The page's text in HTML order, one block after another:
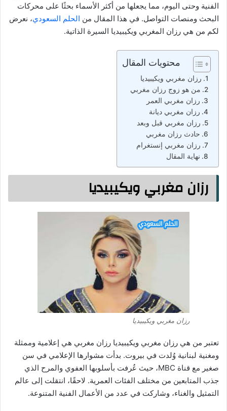
الفنية وحتى اليوم، مما يجعلها من أكثر الأسماء بحثًا على محركات
البحث ومنصات التواصل. في هذا المقال من الحلم السعودي، نعرض
لكم من هي رزان المغربي ويكيبيديا السيرة الذاتية.
محتويات المقال
رزان مغربي ويكيبيديا
من هو زوج رزان مغربي
رزان مغربي العمر
رزان مغربي ديانة
رزان مغربي قبل وبعد
حادث رزان مغربي
رزان مغربي إنستغرام
نهاية المقال
رزان مغربي ويكيبيديا
رزان مغربي ويكيبيديا
تعتبر من هي رزان مغربي ويكيبيديا رزان مغربي هي إعلامية وممثلة
ومغنية لبنانية وُلدت في بيروت. بدأت مشوارها الإعلامي في سن
صغير مع قناة MBC، حيث عُرفت بأسلوبها العفوي والمرح الذي
جذب المتابعين من مختلف الفئات العمرية. لاحقًا، انتقلت إلى عالم
التمثيل والغناء، وشاركت في عدد من الأعمال الفنية المتنوعة.